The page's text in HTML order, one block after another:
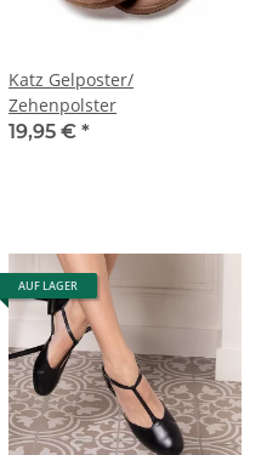
Katz Gelposter/
Zehenpolster
19,95 € *
AUF LAGER